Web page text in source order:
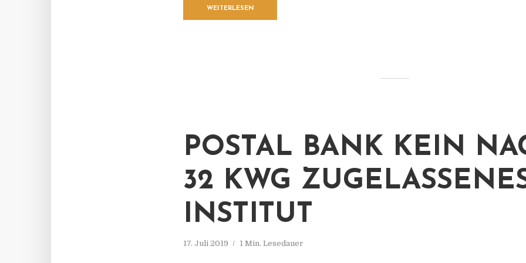
WEITERLESEN
POSTAL BANK KEIN
32 KWG
INSTITUT
17. Juli 2019 1 Min. Lesedauer